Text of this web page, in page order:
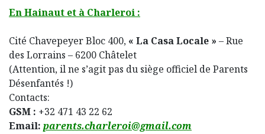
En Hainaut et à Charleroi :
Cité Chavepeyer Bloc 400, « La Casa Locale » – Rue
des Lorrains – 6200 Châtelet
(Attention, il ne s’agit pas du siège officiel de Parents
Désenfantés !)
Contacts:
GSM : +32 471 43 22 62
Email: parents.charleroi@gmail.com